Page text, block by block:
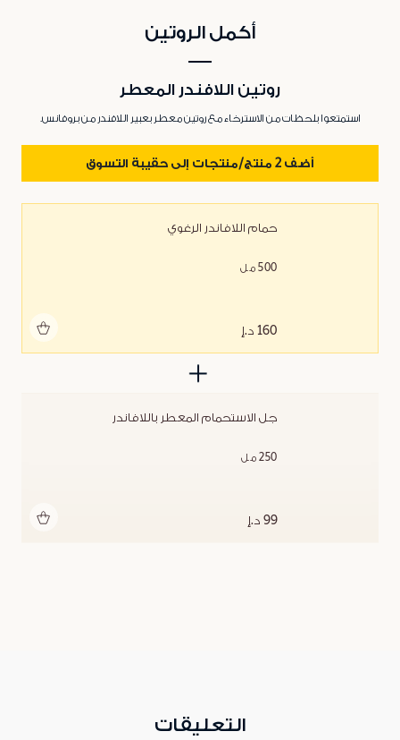
أكمل الروتين
حمام اللافاندر الرغوي
500 مل
160 د.إ
جل الاستحمام المعطر باللافاندر
250 مل
99 د.إ
روتين اللافندر المعطر
استمتعوا بلحظات من الاسترخاء مع روتين معطر بعبير اللافندر من بروفانس.
أضف 2 منتج/منتجات إلى حقيبة التسوق
التعليقات